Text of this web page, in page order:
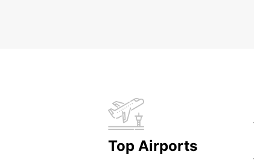
Top Airports